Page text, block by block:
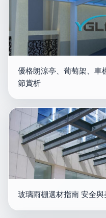
優格朗涼亭、葡萄架、車
節賞析
玻璃雨棚選材指南 安全與